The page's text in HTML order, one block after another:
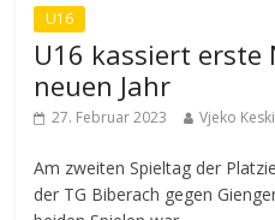
U16
U16 kassiert erste
neuen Jahr
27. Februar 2023 Vjeko
Am zweiten Spieltag der
der TG Biberach gegen